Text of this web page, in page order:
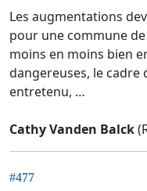
Les augmentations
pour une commune
moins en moins bien
dangereuses, le cadre
entretenu, …
Cathy Vanden Balck
#477